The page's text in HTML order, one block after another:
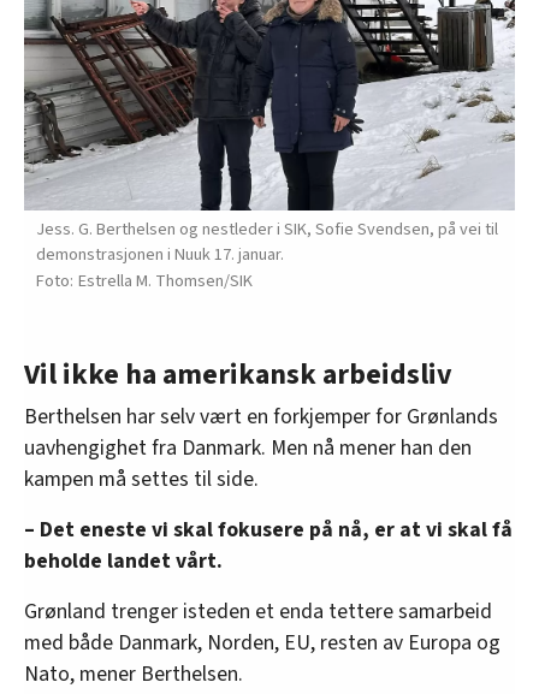
Jess. G. Berthelsen og nestleder i SIK, Sofie Svendsen, på vei til
demonstrasjonen i Nuuk 17. januar.
Estrella M. Thomsen/SIK
Vil ikke ha amerikansk arbeidsliv
Berthelsen har selv vært en forkjemper for Grønlands
uavhengighet fra Danmark. Men nå mener han den
kampen må settes til side.
– Det eneste vi skal fokusere på nå, er at vi skal få
beholde landet vårt.
Grønland trenger isteden et enda tettere samarbeid
med både Danmark, Norden, EU, resten av Europa og
Nato, mener Berthelsen.